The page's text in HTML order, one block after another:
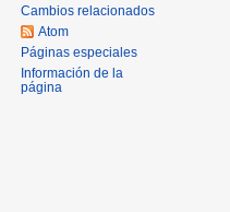
Cambios relacionados
Atom
Páginas especiales
Información de la
página